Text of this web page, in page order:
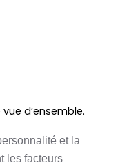
d’ensemble.
et la
les facteurs